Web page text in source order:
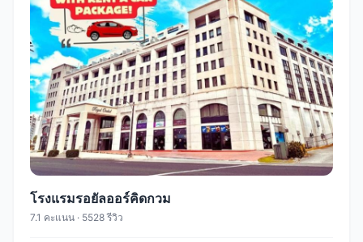
โรงแรมรอยัลออร์คิดกวม
7.1 คะแนน · 5528 รีวิว